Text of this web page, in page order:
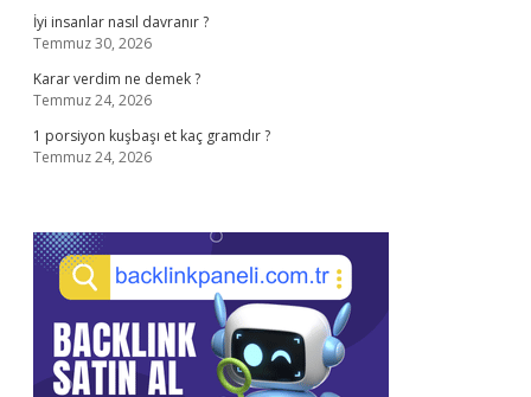
İyi insanlar nasıl davranır ?
Temmuz 30, 2026
Karar verdim ne demek ?
Temmuz 24, 2026
1 porsiyon kuşbaşı et kaç gramdır ?
Temmuz 24, 2026